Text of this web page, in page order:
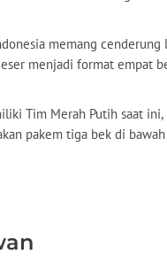
memang
menjadi format empat
Tim Merah Putih saat ini,
pakem tiga bek di